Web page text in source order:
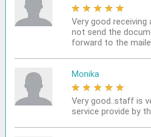
★ ★ ★ ★ ★
Very good receiving
not send the
forward to the maile
Monika
★ ★ ★ ★ ★
Very good..staff is
service provide by